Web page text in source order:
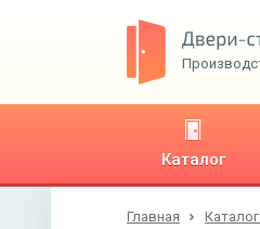
Каталог
Главная